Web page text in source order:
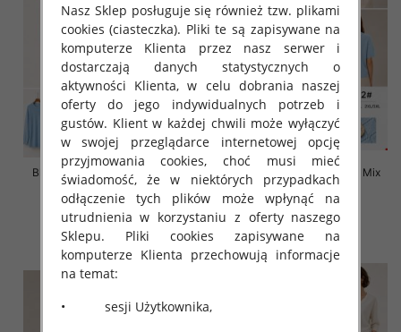
Bluzki damskie Roz L-3XL, Mix
Kolor Paczka 10 szt
42.00 zł
szczegóły
Bluzki damskie Roz L-3XL, Mix
Kolor Paczka 10 szt
42.00 zł
szczegóły
Nasz Sklep posługuje się również tzw. plikami
cookies (ciasteczka). Pliki te są zapisywane na
komputerze Klienta przez nasz serwer i
dostarczają danych statystycznych o
aktywności Klienta, w celu dobrania naszej
oferty do jego indywidualnych potrzeb i
gustów. Klient w każdej chwili może wyłączyć
w swojej przeglądarce internetowej opcję
przyjmowania cookies, choć musi mieć
świadomość, że w niektórych przypadkach
odłączenie tych plików może wpłynąć na
utrudnienia w korzystaniu z oferty naszego
Sklepu. Pliki cookies zapisywane na
komputerze Klienta przechowują informacje
na temat:
• sesji Użytkownika,